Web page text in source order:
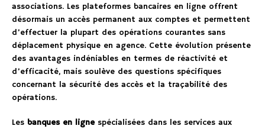
associations. Les plateformes bancaires en ligne offrent
désormais un accès permanent aux comptes et permettent
d’effectuer la plupart des opérations courantes sans
déplacement physique en agence. Cette évolution présente
des avantages indéniables en termes de réactivité et
d’efficacité, mais soulève des questions spécifiques
concernant la sécurité des accès et la traçabilité des
opérations.
Les banques en lignespécialisées dans les services aux